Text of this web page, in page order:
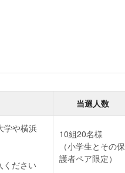
当選人数
学や横浜
ください
10組20名様
（小学生とその保
護者ペア限定）